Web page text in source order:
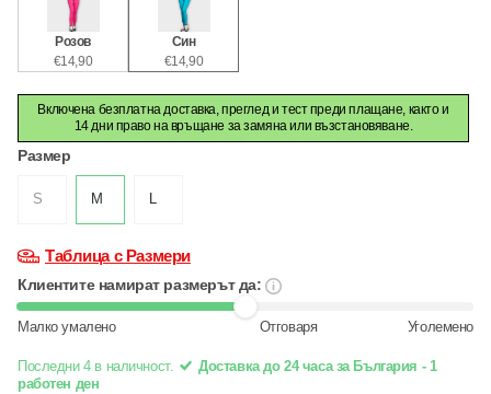
Розов
€14,90
Син
€14,90
Включена безплатна доставка, преглед и тест преди плащане, както и
14 дни право на връщане за замяна или възстановяване.
Размер
S M L
Таблица с Размери
Клиентите намират размерът да:
Малко умалено Отговаря Уголемено
Последни 4 в наличност.
Доставка до 24 часа за България - 1
работен ден